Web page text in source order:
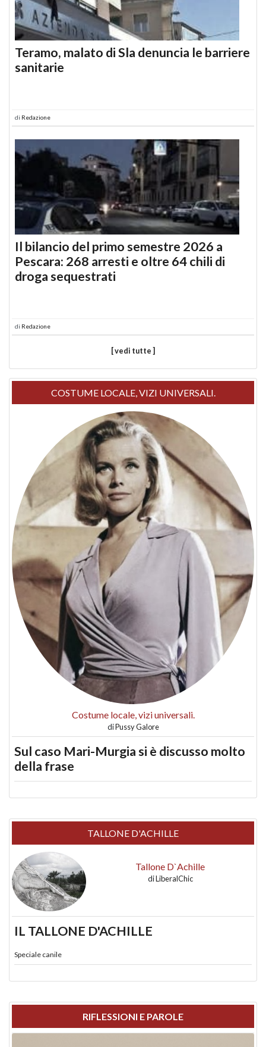
Teramo, malato di Sla denuncia le barriere
sanitarie
di Redazione
Il bilancio del primo semestre 2026 a
Pescara: 268 arresti e oltre 64 chili di
droga sequestrati
di Redazione
[ vedi tutte ]
COSTUME LOCALE, VIZI UNIVERSALI.
Costume locale, vizi universali.
diPussy Galore
Sul caso Mari-Murgia si è discusso molto
della frase
TALLONE D'ACHILLE
Tallone D`Achille
diLiberalChic
IL TALLONE D'ACHILLE
Speciale canile
RIFLESSIONI E PAROLE